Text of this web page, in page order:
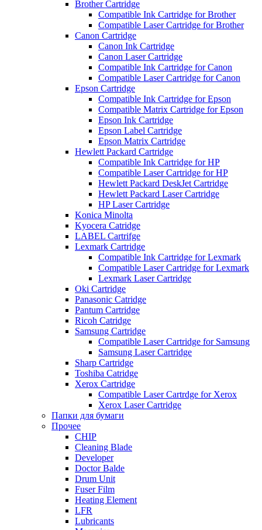
Brother Cartridge
Compatible Ink Cartridge for Brother
Compatible Laser Cartridge for Brother
Canon Cartridge
Canon Ink Cartridge
Canon Laser Cartridge
Compatible Ink Cartridge for Canon
Compatible Laser Cartridge for Canon
Epson Cartridge
Compatible Ink Cartridge for Epson
Compatible Matrix Cartridge for Epson
Epson Ink Cartridge
Epson Label Cartridge
Epson Matrix Cartridge
Hewlett Packard Cartridge
Compatible Ink Cartridge for HP
Compatible Laser Cartridge for HP
Hewlett Packard DeskJet Cartridge
Hewlett Packard Laser Cartridge
HP Laser Cartridge
Konica Minolta
Kyocera Catridge
LABEL Cartrifge
Lexmark Cartridge
Compatible Ink Cartridge for Lexmark
Compatible Laser Cartridge for Lexmark
Lexmark Laser Cartridge
Oki Cartridge
Panasonic Catridge
Pantum Cartridge
Ricoh Catridge
Samsung Cartridge
Compatible Laser Cartridge for Samsung
Samsung Laser Cartridge
Sharp Cartridge
Toshiba Catridge
Xerox Cartridge
Compatible Laser Cartrdge for Xerox
Xerox Laser Cartridge
Папки для бумаги
Прочее
CHIP
Cleaning Blade
Developer
Doctor Balde
Drum Unit
Fuser Film
Heating Element
LFR
Lubricants